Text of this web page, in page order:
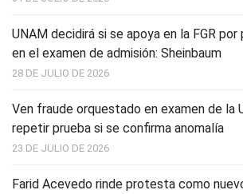
UNAM decidirá si se apoya en la FGR
en el examen de admisión: Sheinbaum
28 DE JULIO DE 2026
Ven fraude orquestado en examen de la
repetir prueba si se confirma anomalía
23 DE JULIO DE 2026
Farid Acevedo rinde protesta como